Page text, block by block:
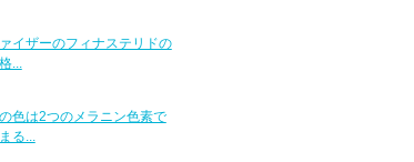
イザーのフィナステリドの
...
色は2つのメラニン色素で
る...